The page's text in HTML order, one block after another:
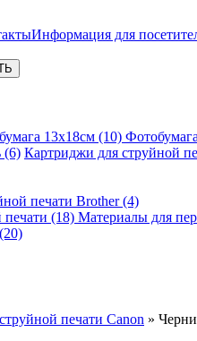
Информация для
13х18см (10)
(6) Картриджи для струйной
печати Brother (4)
печати (18) Материалы для
печати Canon »